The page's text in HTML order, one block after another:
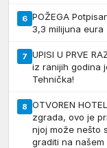
6 POŽEGA
3,3 milijuna eura
7 UPISI U PRVE
iz ranijih godina
Tehnička!
8 OTVOREN
zgrada, ovo je
njoj može nešto
graditi na našem